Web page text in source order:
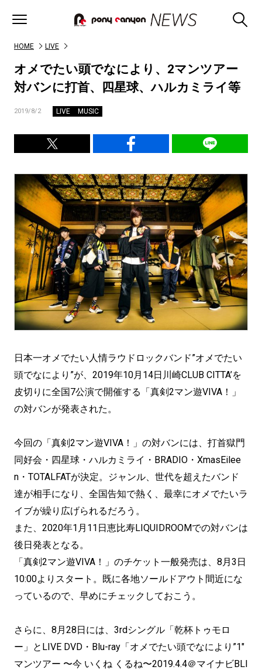
HOME LIVE
オメでたい頭でなにより、2マンツアー
対バンに打首、四星球、ハルカミライ等
2019/8/2 LIVE MUSIC
日本一オメでたい人情ラウドロックバンド”オメでたい
頭でなにより”が、2019年10月14日川崎CLUB CITTA’を
皮切りに全国7公演で開催する「真剣2マン遊VIVA！」
の対バンが発表された。
今回の「真剣2マン遊VIVA！」の対バンには、打首獄門
同好会・四星球・ハルカミライ・BRADIO・XmasEilee
n・TOTALFATが決定。ジャンル、世代を超えたバンド
達が相手になり、全国告知で熱く、最幸にオメでたいラ
イブが繰り広げられるだろう。
また、2020年1月11日恵比寿LIQUIDROOMでの対バンは
後日発表となる。
「真剣2マン遊VIVA！」のチケット一般発売は、8月3日
10:00よりスタート。既に各地ソールドアウト間近にな
っているので、早めにチェックしておこう。
さらに、8月28日には、3rdシングル「乾杯トゥモロ
ー」とLIVE DVD・Blu-ray「オメでたい頭でなにより”1″
マンツアー 〜今 いくね くるね〜2019.4.4＠マイナビBLI